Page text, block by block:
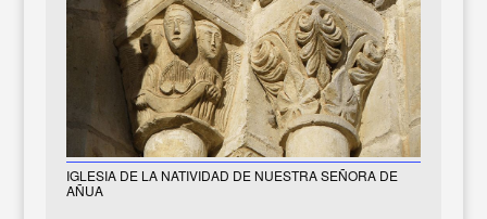
IGLESIA DE LA NATIVIDAD DE NUESTRA SEÑORA DE
AÑUA